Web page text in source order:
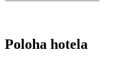
Poloha hotela